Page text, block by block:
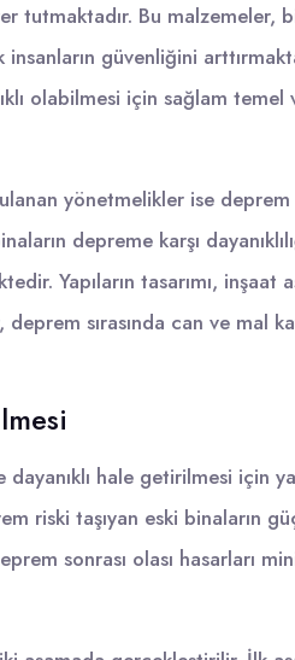
tutmaktadır. Bu malzemeler,
güvenliğini
olabilmesi için sağlam temel
yönetmelikler ise deprem
depreme karşı
Yapıların tasarımı, inşaat
sırasında can ve mal
dayanıklı hale getirilmesi için
riski taşıyan eski binaların
sonrası olası hasarları